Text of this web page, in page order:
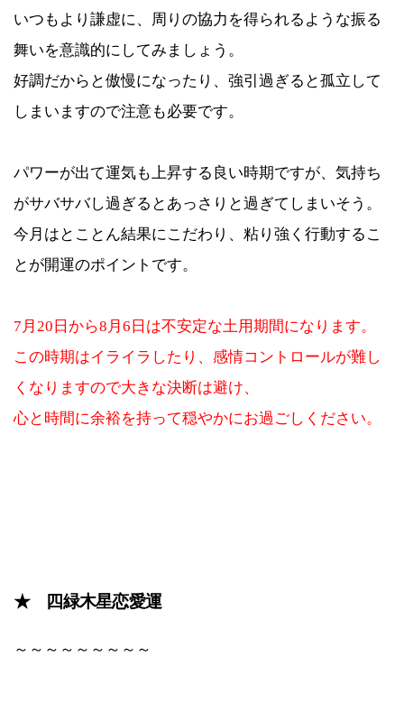
いつもより謙虚に、周りの協力を得られるような振る
舞いを意識的にしてみましょう。
好調だからと傲慢になったり、強引過ぎると孤立して
しまいますので注意も必要です。
パワーが出て運気も上昇する良い時期ですが、気持ち
がサバサバし過ぎるとあっさりと過ぎてしまいそう。
今月はとことん結果にこだわり、粘り強く行動するこ
とが開運のポイントです。
7月20日から8月6日は不安定な土用期間になります。
この時期はイライラしたり、感情コントロールが難し
くなりますので大きな決断は避け、
心と時間に余裕を持って穏やかにお過ごしください。
★ 四緑木星恋愛運
～～～～～～～～～